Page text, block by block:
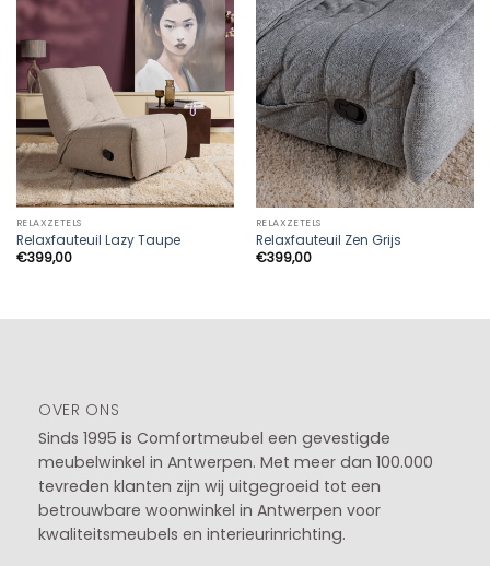
RELAXZETELS
Relaxfauteuil Lazy Taupe
€399,00
RELAXZETELS
Relaxfauteuil Zen Grijs
€399,00
OVER ONS
Sinds 1995 is Comfortmeubel een gevestigde
meubelwinkel in Antwerpen. Met meer dan 100.000
tevreden klanten zijn wij uitgegroeid tot een
betrouwbare woonwinkel in Antwerpen voor
kwaliteitsmeubels en interieurinrichting.